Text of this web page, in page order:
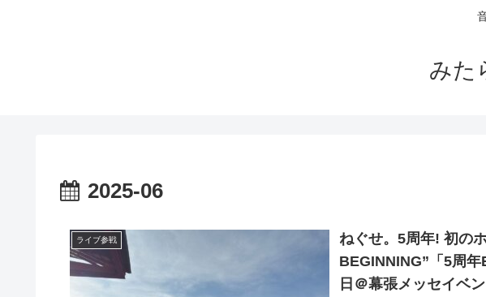
みた
2025-06
ライブ参戦
ねぐせ。5周年! 初の
BEGINNING”「5周
日＠幕張メッセイベ